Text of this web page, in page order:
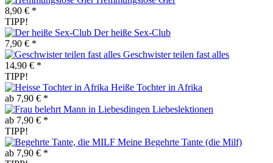
8,90 € *
TIPP!
Der heiße Sex-Club
7,90 € *
Geschwister teilen fast alles
14,90 € *
TIPP!
Heiße Tochter in Afrika
ab 7,90 € *
Liebeslektionen
ab 7,90 € *
TIPP!
Meine Begehrte Tante (die Milf)
ab 7,90 € *